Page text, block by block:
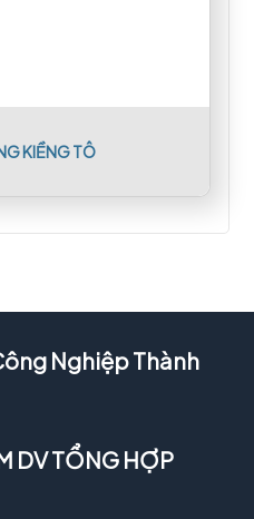
KIỀNG TÔ
Nghiệp Thành
DV TỔNG HỢP